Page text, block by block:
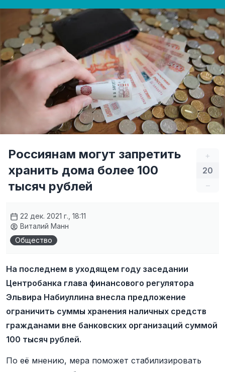
+
20
–
Россиянам могут запретить
хранить дома более 100
тысяч рублей
22 дек. 2021 г., 18:11
Виталий Манн
Общество
На последнем в уходящем году заседании
Центробанка глава финансового регулятора
Эльвира Набиуллина внесла предложение
ограничить суммы хранения наличных средств
гражданами вне банковских организаций суммой
100 тысяч рублей.
По её мнению, мера поможет стабилизировать